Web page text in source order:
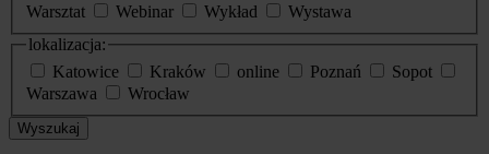
Warsztat
Webinar Wykład
Wystawa
lokalizacja:
Katowice
Kraków online Poznań
Sopot
Warszawa
Wrocław
Wyszukaj